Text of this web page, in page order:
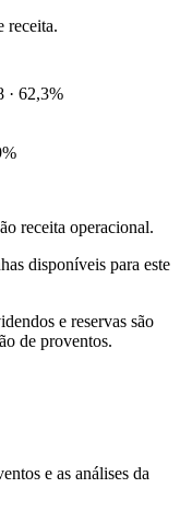
receita.
· 62,3%
%
receita operacional.
disponíveis para este
e reservas são
de proventos.
e as análises da